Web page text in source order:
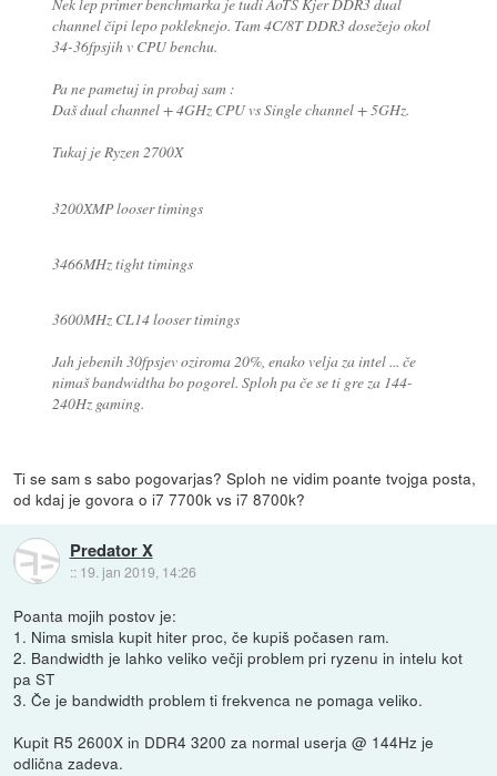
channel čipi lepo pokleknejo. Tam 4C/8T DDR3 dosežejo okol
34-36fpsjih v CPU benchu.
Pa ne pametuj in probaj sam :
Daš dual channel + 4GHz CPU vs Single channel + 5GHz.
Tukaj je Ryzen 2700X
3200XMP looser timings
3466MHz tight timings
3600MHz CL14 looser timings
Jah jebenih 30fpsjev oziroma 20%, enako velja za intel ... če
nimaš bandwidtha bo pogorel. Sploh pa če se ti gre za 144-
240Hz gaming.
Ti se sam s sabo pogovarjas? Sploh ne vidim poante tvojga posta,
od kdaj je govora o i7 7700k vs i7 8700k?
Predator X
:: 19. jan 2019, 14:26
Poanta mojih postov je:
1. Nima smisla kupit hiter proc, če kupiš počasen ram.
2. Bandwidth je lahko veliko večji problem pri ryzenu in intelu kot
pa ST
3. Če je bandwidth problem ti frekvenca ne pomaga veliko.
Kupit R5 2600X in DDR4 3200 za normal userja @ 144Hz je
odlična zadeva.